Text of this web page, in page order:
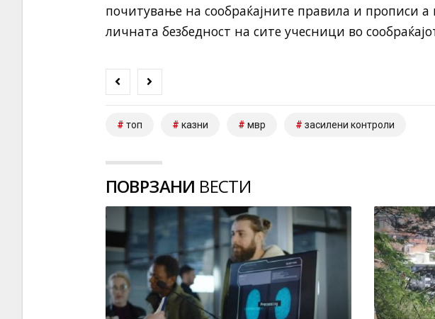
почитување на сообраќајните правила и прописи а
личната безбедност на сите учесници во
топ казни мвр засилени контроли
ПОВРЗАНИ ВЕСТИ